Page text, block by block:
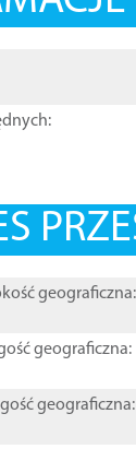
geograficzna:
geograficzna:
geograficzna: